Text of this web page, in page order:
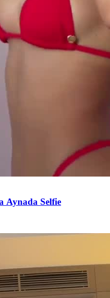
Aynada Selfie